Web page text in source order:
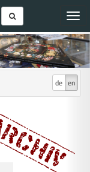
de en